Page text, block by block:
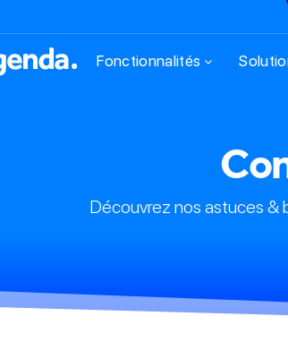
Fonctionnalités
Découvrez nos astuces &